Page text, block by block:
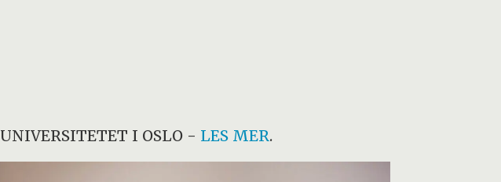
UNIVERSITETET I OSLO- LES MER.